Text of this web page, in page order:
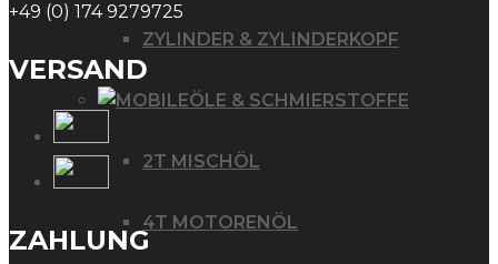
ZYLINDER & ZYLINDERKOPF
ÖLE & SCHMIERSTOFFE
2T MISCHÖL
4T MOTORENÖL
+49 (0) 174 9279725
VERSAND
ZAHLUNG